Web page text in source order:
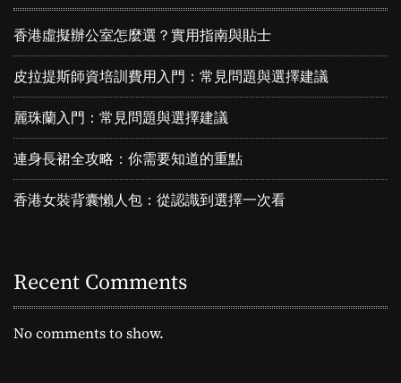
香港虛擬辦公室怎麼選？實用指南與貼士
皮拉提斯師資培訓費用入門：常見問題與選擇建議
麗珠蘭入門：常見問題與選擇建議
連身長裙全攻略：你需要知道的重點
香港女裝背囊懶人包：從認識到選擇一次看
Recent Comments
No comments to show.